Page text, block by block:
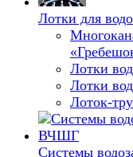
Лотки для
Лотки
Лотки
Лоток-
Системы